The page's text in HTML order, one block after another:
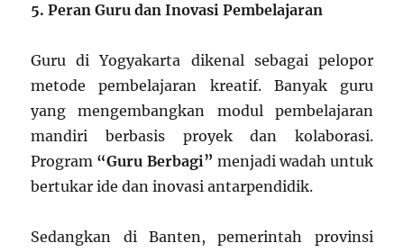
5. Peran Guru dan Inovasi Pembelajaran
Guru di Yogyakarta dikenal sebagai pelopor
metode pembelajaran kreatif. Banyak guru
yang mengembangkan modul pembelajaran
mandiri berbasis proyek dan kolaborasi.
Program “Guru Berbagi” menjadi wadah untuk
bertukar ide dan inovasi antarpendidik.
Sedangkan di Banten, pemerintah provinsi